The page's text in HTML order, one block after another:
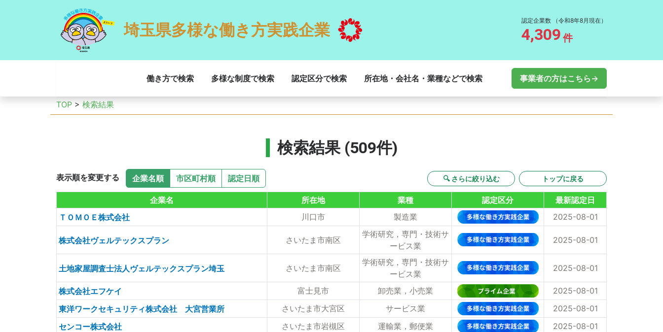
埼玉県多様な働き方実践企業
認定企業数 （令和8年8月現在）
4,309 件
働き方で検索 多様な制度で検索 認定区分で検索 所在地・会社名・業種などで検索 事業者の方はこちら→
TOP > 検索結果
検索結果 (509件)
表示順を変更する 企業名順 市区町村順 認定日順 🔍 さらに絞り込む トップに戻る
企業名 所在地 業種 認定区分
最新認定日
ＴＯＭＯＥ株式会社
川口市 製造業 2025-08-01
株式会社ヴェルテックスプラン さいたま市南区
学術研究，専門・技術サ
ービス業
2025-08-01
土地家屋調査士法人ヴェルテックスプラン埼玉 さいたま市南区
学術研究，専門・技術サ
ービス業
2025-08-01
株式会社エフケイ 富士見市 卸売業，小売業
2025-08-01
東洋ワークセキュリティ株式会社 大宮営業所
さいたま市大宮区 サービス業
2025-08-01
センコー株式会社
さいたま市岩槻区 運輸業，郵便業
2025-08-01